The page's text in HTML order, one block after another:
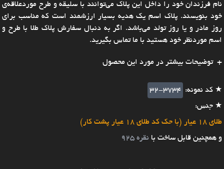
نام فرزندان خود را داخل این پلاک می‌توانند با سلیقه و طرح موردعلاقه‌ی
خود بنویسند. پلاک اسم یک هدیه بسیار ارزشمند است که مناسب برای
روز مادر و یا روز تولد می‌باشد. اگر به دنبال سفارش پلاک طلا با طرح و
اسم موردنظر خود هستید با ما تماس بگیرید.
توضیحات بیشتر در مورد این محصول
★ کد نمونه: 32-3734
★ جنس:
طلای 18 عیار (با حک کد طلای 18 عیار پشت کار)
و همچنین قابل ساخت با نقره 925